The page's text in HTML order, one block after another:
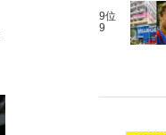
9位
9